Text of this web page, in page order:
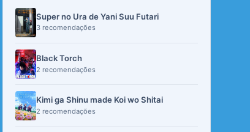
Super no Ura de Yani Suu Futari
3 recomendações
Black Torch
2 recomendações
Kimi ga Shinu made Koi wo Shitai
2 recomendações